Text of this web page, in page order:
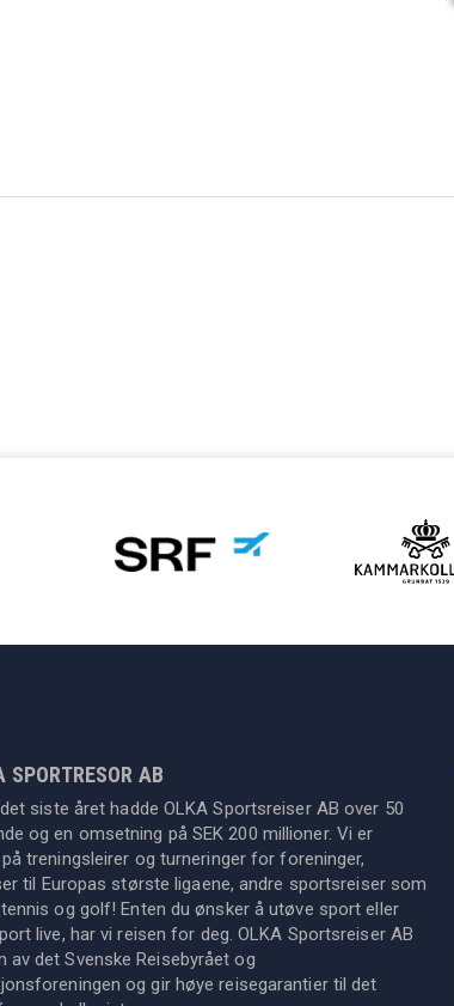
SPORTRESOR AB
siste året hadde OLKA Sportsreiser AB over 50
og en omsetning på SEK 200 millioner. Vi er
treningsleirer og turneringer for foreninger,
til Europas største ligaene, andre sportsreiser som
og golf! Enten du ønsker å utøve sport eller
live, har vi reisen for deg. OLKA Sportsreiser AB
av det Svenske Reisebyrået og
og gir høye reisegarantier til det